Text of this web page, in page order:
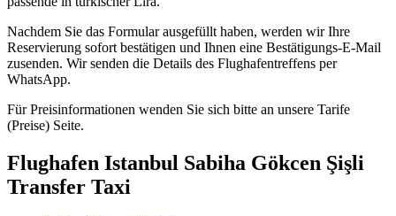
Nachdem Sie das Formular ausgefüllt haben, werden wir Ihre
Reservierung sofort bestätigen und Ihnen eine Bestätigungs-E-Mail
zusenden. Wir senden die Details des Flughafentreffens per
WhatsApp.
Für Preisinformationen wenden Sie sich bitte an unsere Tarife
(Preise) Seite.
Flughafen Istanbul Sabiha Gökcen Şişli
Transfer Taxi